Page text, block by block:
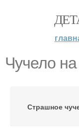
Чучело
Страшное